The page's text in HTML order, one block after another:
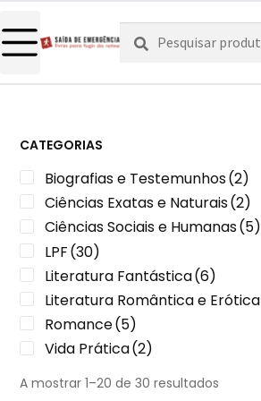
Pesquisar
por:
Pesquisa
CATEGORIAS
Biografias e Testemunhos(2)
Ciências Exatas e Naturais(2)
Ciências Sociais e Humanas(5)
LPF(30)
Literatura Fantástica(6)
Literatura Romântica e Erótica
Romance(5)
Vida Prática(2)
A mostrar 1–20 de 30 resultados